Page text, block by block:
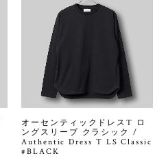
オーセンティックドレスT ロ
ングスリーブ クラシック /
Authentic Dress T LS Classic
#BLACK